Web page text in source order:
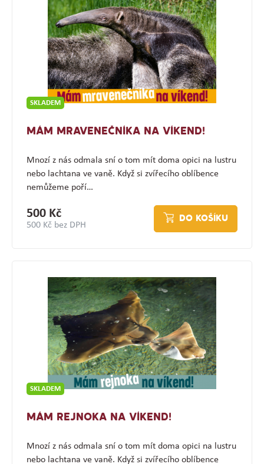
SKLADEM
MÁM MRAVENEČNÍKA NA VÍKEND!
Mnozí z nás odmala sní o tom mít doma opici na lustru
nebo lachtana ve vaně. Když si zvířecího oblíbence
nemůžeme poří…
500 Kč
500 Kč bez DPH
DO KOŠÍKU
SKLADEM
MÁM REJNOKA NA VÍKEND!
Mnozí z nás odmala sní o tom mít doma opici na lustru
nebo lachtana ve vaně. Když si zvířecího oblíbence